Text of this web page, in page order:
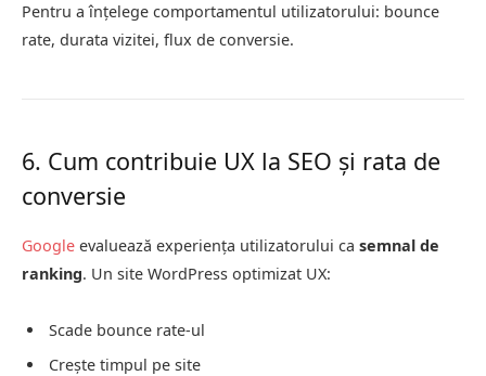
Pentru a înțelege comportamentul utilizatorului: bounce
rate, durata vizitei, flux de conversie.
6. Cum contribuie UX la SEO și rata de
conversie
Google evaluează experiența utilizatorului ca semnal de
ranking. Un site WordPress optimizat UX:
Scade bounce rate-ul
Crește timpul pe site